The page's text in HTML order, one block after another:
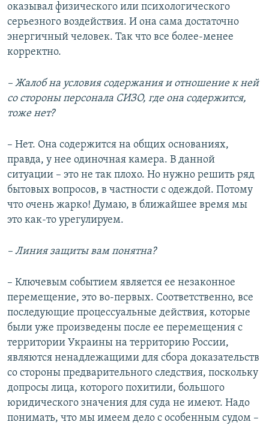
оказывал физического или психологического
серьезного воздействия. И она сама достаточно
энергичный человек. Так что все более-менее
корректно.
– Жалоб на условия содержания и отношение к ней
со стороны персонала СИЗО, где она содержится,
тоже нет?
– Нет. Она содержится на общих основаниях,
правда, у нее одиночная камера. В данной
ситуации – это не так плохо. Но нужно решить ряд
бытовых вопросов, в частности с одеждой. Потому
что очень жарко! Думаю, в ближайшее время мы
это как-то урегулируем.
– Линия защиты вам понятна?
– Ключевым событием является ее незаконное
перемещение, это во-первых. Соответственно, все
последующие процессуальные действия, которые
были уже произведены после ее перемещения с
территории Украины на территорию России,
являются ненадлежащими для сбора доказательств
со стороны предварительного следствия, поскольку
допросы лица, которого похитили, большого
юридического значения для суда не имеют. Надо
понимать, что мы имеем дело с особенным судом –